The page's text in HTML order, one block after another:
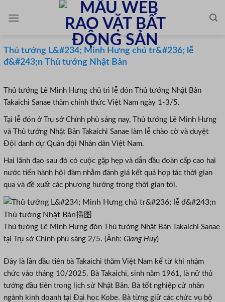
Thủ tướng L&#234; Minh Hưng chủ tr&#236; lễ
đ&#243;n Thủ tướng Nhật Bản
Thủ tướng Lê Minh Hưng chủ trì lễ đón Thủ tướng Nhật Bản
Takaichi Sanae thăm chính thức Việt Nam ngày 1-3/5.
Tại lễ đón ở Trụ sở Chính phủ sáng nay, Thủ tướng Lê Minh Hưng
và Thủ tướng Nhật Bản Takaichi Sanae làm lễ chào cờ và duyệt
Đội danh dự Quân đội Nhân dân Việt Nam.
Hai lãnh đạo sau đó có cuộc gặp hẹp và dẫn đầu đoàn cấp cao hai
nước tiến hành hội đàm nhằm đánh giá kết quả hợp tác thời gian
qua và đề xuất các phương hướng trong thời gian tới.
Thủ tướng Lê Minh Hưng đón Thủ tướng Nhật Bản Takaichi Sanae
tại Trụ sở Chính phủ sáng 2/5. (Ảnh: Giang Huy)
Đây là lần đầu tiên bà Takaichi thăm Việt Nam kể từ khi nhậm
chức vào tháng 10/2025. Bà Takaichi, sinh năm 1961, là nữ thủ
tướng đầu tiên trong lịch sử Nhật Bản. Bà tốt nghiệp cử nhân
ngành kinh doanh tại Đại học Kobe. Bà từng giữ các chức vụ bộ